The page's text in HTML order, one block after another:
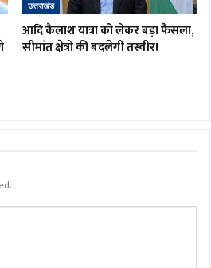
उत्तराखंड
आदि कैलाश यात्रा को लेकर बड़ा फैसला,
सीमांत क्षेत्रों की बदलेगी तस्वीर!